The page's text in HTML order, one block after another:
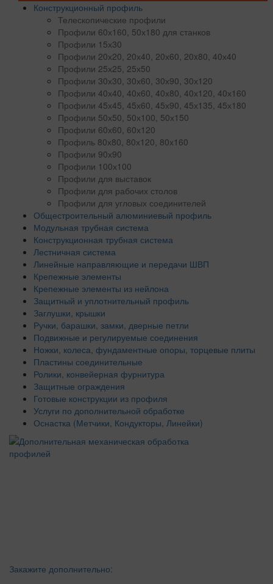
Конструкционный профиль
Телескопические профили
Профили 60х160, 50х180 для станков
Профили 15х30
Профили 20х20, 20х40, 20х60, 20x80, 40х40
Профили 25х25, 25х50
Профили 30х30, 30х60, 30х90, 30х120
Профили 40х40, 40х60, 40х80, 40х120, 40х160
Профили 45х45, 45х60, 45х90, 45х135, 45х180
Профили 50х50, 50х100, 50х150
Профили 60х60, 60х120
Профиль 80х80, 80х120, 80х160
Профили 90х90
Профили 100х100
Профили для выставок
Профили для рабочих столов
Профили для угловых соединителей
Общестроительный алюминиевый профиль
Модульная трубная система
Конструкционная трубная система
Лестничная система
Линейные направляющие и передачи ШВП
Крепежные элементы
Крепежные элементы из нейлона
Защитный и уплотнительный профиль
Заглушки, крышки
Ручки, барашки, замки, дверные петли
Подвижные и регулируемые соединения
Ножки, колеса, фундаментные опоры, торцевые плиты
Пластины соединительные
Ролики, конвейерная фурнитура
Защитные ограждения
Готовые конструкции из профиля
Услуги по дополнительной обработке
Оснастка (Метчики, Кондукторы, Линейки)
Закажите дополнительно: